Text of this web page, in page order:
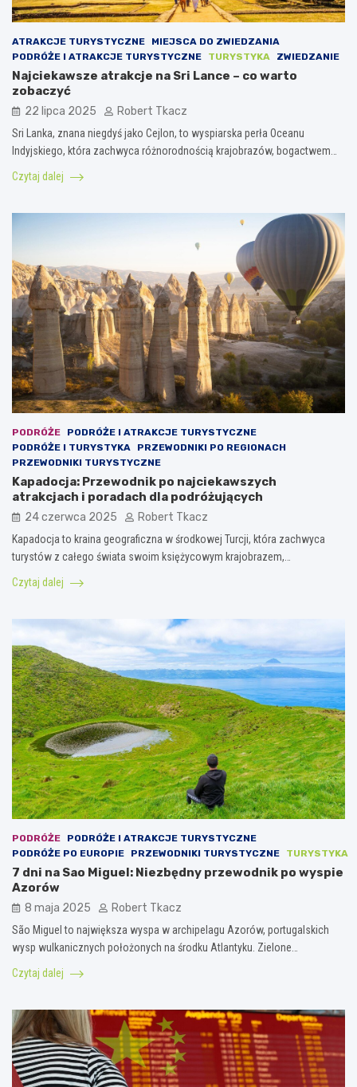
ATRAKCJE TURYSTYCZNE
MIEJSCA DO ZWIEDZANIA
PODRÓŻE I ATRAKCJE TURYSTYCZNE
TURYSTYKA ZWIEDZANIE
Najciekawsze atrakcje na Sri Lance – co warto
zobaczyć
22 lipca 2025 Robert Tkacz
Sri Lanka, znana niegdyś jako Cejlon, to wyspiarska perła Oceanu
Indyjskiego, która zachwyca różnorodnością krajobrazów, bogactwem…
Czytaj dalej
PODRÓŻE
PODRÓŻE I ATRAKCJE TURYSTYCZNE
PODRÓŻE I TURYSTYKA
PRZEWODNIKI PO REGIONACH
PRZEWODNIKI TURYSTYCZNE
Kapadocja: Przewodnik po najciekawszych
atrakcjach i poradach dla podróżujących
24 czerwca 2025 Robert Tkacz
Kapadocja to kraina geograficzna w środkowej Turcji, która zachwyca
turystów z całego świata swoim księżycowym krajobrazem,…
Czytaj dalej
PODRÓŻE
PODRÓŻE I ATRAKCJE TURYSTYCZNE
PODRÓŻE PO EUROPIE
PRZEWODNIKI TURYSTYCZNE TURYSTYKA
7 dni na Sao Miguel: Niezbędny przewodnik po wyspie
Azorów
8 maja 2025 Robert Tkacz
São Miguel to największa wyspa w archipelagu Azorów, portugalskich
wysp wulkanicznych położonych na środku Atlantyku. Zielone…
Czytaj dalej